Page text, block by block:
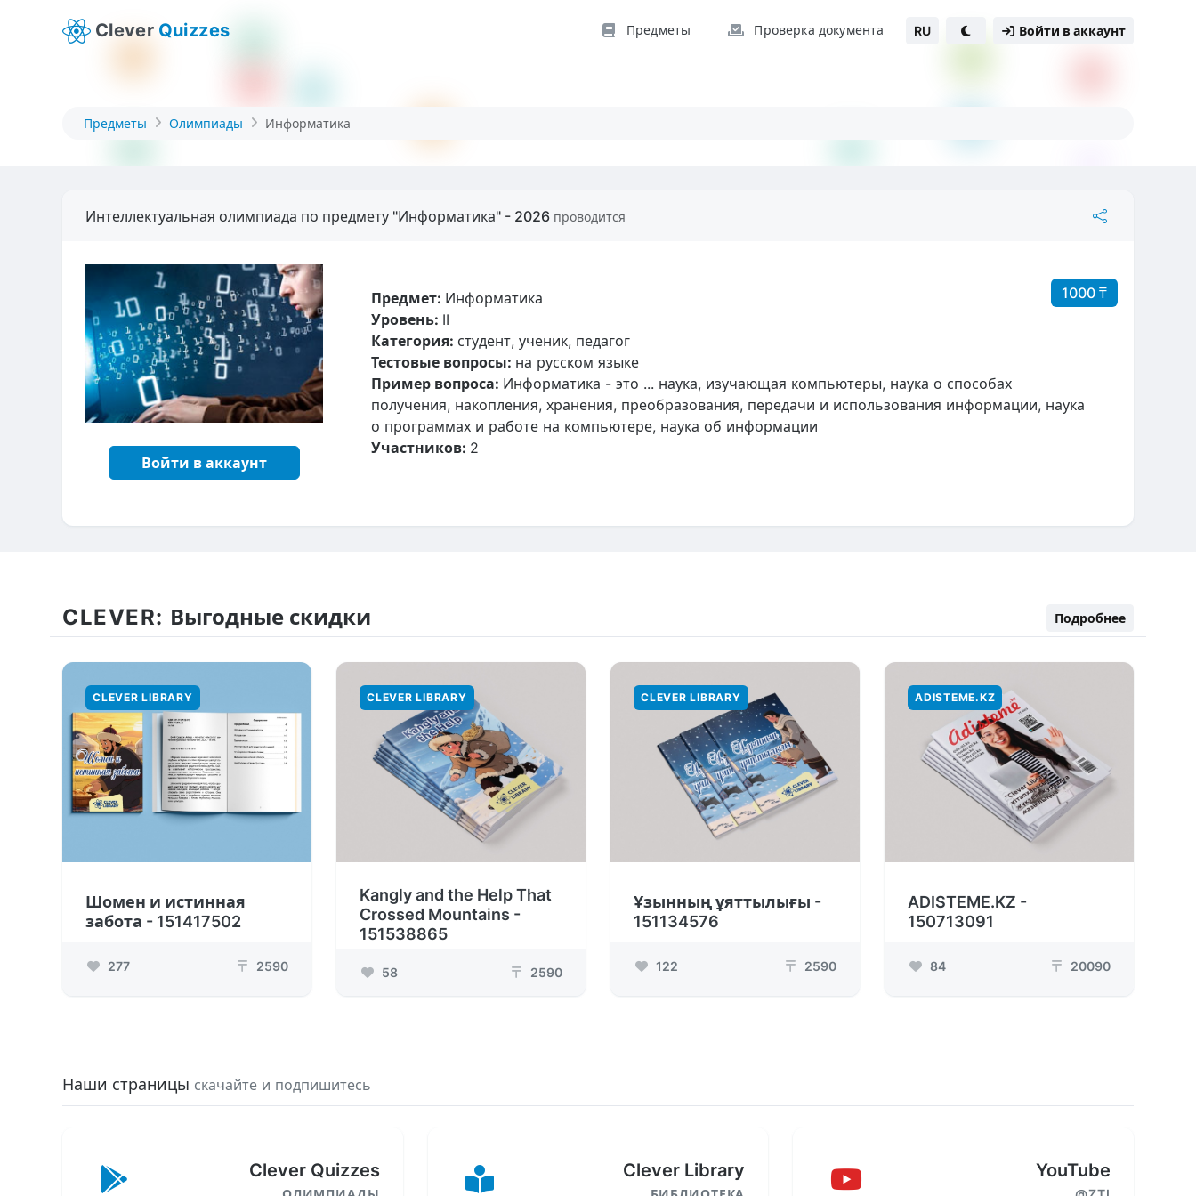
Clever Quizzes Предметы Проверка документа RU Войти в аккаунт
Предметы Олимпиады Информатика
Интеллектуальная олимпиада по предмету "Информатика" - 2026 проводится
Войти в аккаунт
1000 ₸
Предмет: Информатика
Уровень: II
Категория: студент, ученик, педагог
Тестовые вопросы: на русском языке
Пример вопроса: Информатика - это ... наука, изучающая компьютеры, наука о способах
получения, накопления, хранения, преобразования, передачи и использования информации, наука
о программах и работе на компьютере, наука об информации
Участников: 2
CLEVER: Выгодные скидки Подробнее
CLEVER LIBRARY
Шомен и истинная
забота - 151417502
277 ₸ 2590
CLEVER LIBRARY
Kangly and the Help That
Crossed Mountains -
151538865
58 ₸ 2590
CLEVER LIBRARY
Ұзынның ұяттылығы -
151134576
122 ₸ 2590
ADISTEME.KZ
ADISTEME.KZ -
150713091
84 ₸ 20090
Наши страницы скачайте и подпишитесь
Clever Quizzes Clever Library YouTube